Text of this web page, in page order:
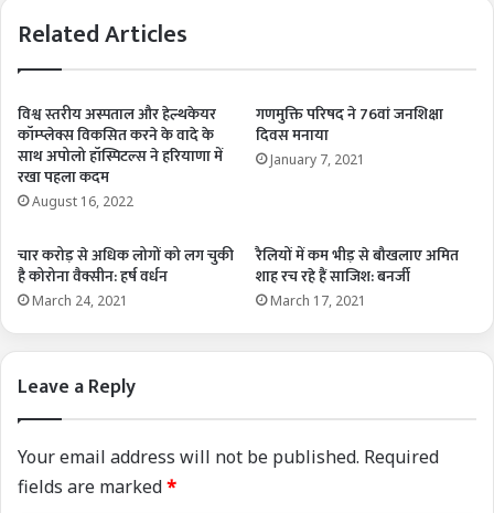
Related Articles
विश्व स्तरीय अस्पताल और हेल्थकेयर
कॉम्प्लेक्स विकसित करने के वादे के
साथ अपोलो हॉस्पिटल्स ने हरियाणा में
रखा पहला कदम
August 16, 2022
गणमुक्ति परिषद ने 76वां जनशिक्षा
दिवस मनाया
January 7, 2021
चार करोड़ से अधिक लोगों को लग चुकी
है कोरोना वैक्सीन: हर्ष वर्धन
March 24, 2021
रैलियों में कम भीड़ से बौखलाए अमित
शाह रच रहे हैं साजिश: बनर्जी
March 17, 2021
Leave a Reply
Your email address will not be published. Required
fields are marked*